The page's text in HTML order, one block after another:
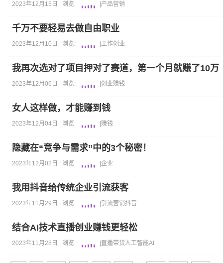
2023年12月15日 | 浏览: 产品营销
千万不要轻易去做自由职业
2023年12月10日 | 浏览: |工作创业
我再次选对了项目押对了赛道，第一个月就赚了10万
2023年12月06日 | 浏览: |创业赚钱
女人这样做，才能赚到钱
2023年12月04日 | 浏览: 赚钱
隐藏在“竞争与需求”中的3个秘密！
2023年12月02日 | 浏览: |企业
我用抖音给传统企业引流获客
2023年11月29日 | 浏览: 引流营销抖音
结合AI技术直播创业赚钱更轻松
2023年11月28日 | 浏览: 直播带货人工智能AI